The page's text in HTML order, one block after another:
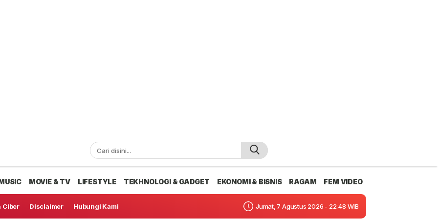
MOVIE & TV LIFESTYLE TEKHNOLOGI & GADGET EKONOMI & BISNIS RAGAM FEM VIDEO
Ciber Disclaimer Hubungi Kami Jumat, 7 Agustus 2026 - 22:48 WIB